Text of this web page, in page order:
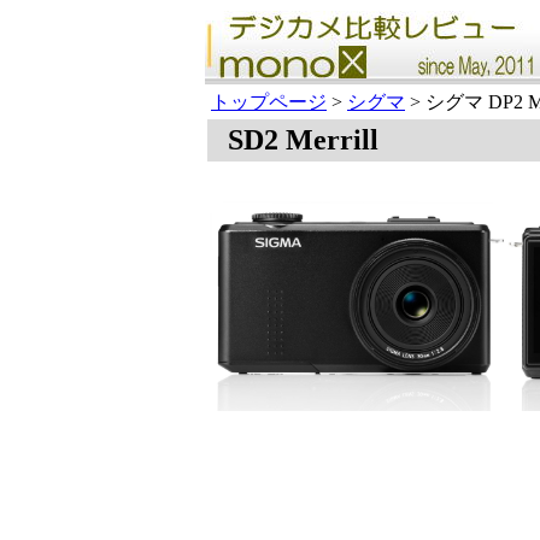
トップページ > シグマ > シグマ DP2
SD2 Merrill